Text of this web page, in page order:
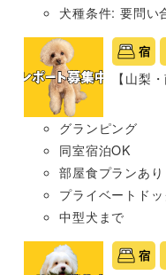
犬種条件: 要問い
宿
【山梨
グランピング
同室宿泊OK
部屋食プランあり
プライベートド
中型犬まで
宿